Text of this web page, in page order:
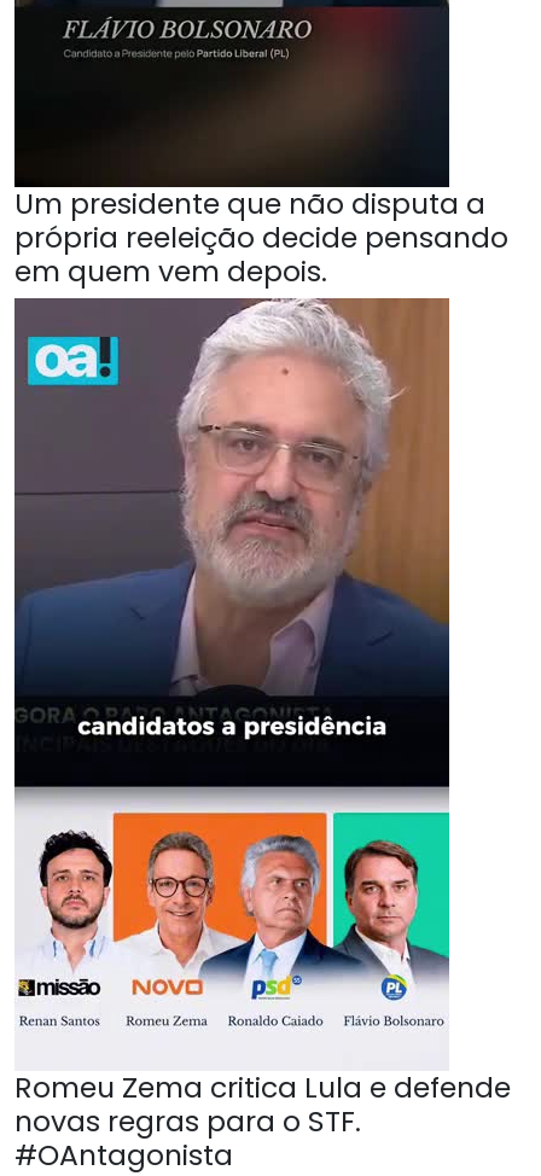
Um presidente que não disputa a
própria reeleição decide pensando
em quem vem depois.
Romeu Zema critica Lula e defende
novas regras para o STF.
#OAntagonista